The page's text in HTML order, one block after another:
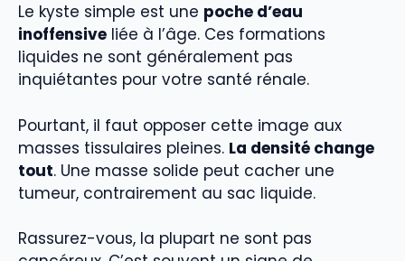
Le kyste simple est une poche d’eau
inoffensive liée à l’âge. Ces formations
liquides ne sont généralement pas
inquiétantes pour votre santé rénale.
Pourtant, il faut opposer cette image aux
masses tissulaires pleines. La densité change
tout. Une masse solide peut cacher une
tumeur, contrairement au sac liquide.
Rassurez-vous, la plupart ne sont pas